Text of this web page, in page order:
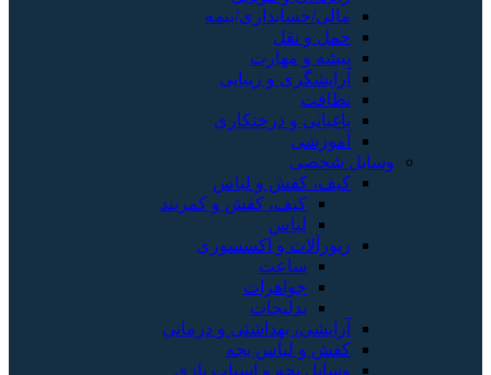
مالی/حسابداری/بیمه
حمل و نقل
پیشه و مهارت
آرایشگری و زیبایی
نظافت
باغبانی و درختکاری
آموزشی
وسایل شخصی
کیف، کفش و لباس
کیف، کفش و کمربند
لباس
زیورآلات و اکسسوری
ساعت
جواهرات
بدلیجات
آرایشی، بهداشتی و درمانی
کفش و لباس بچه
وسایل بچه و اسباب بازی